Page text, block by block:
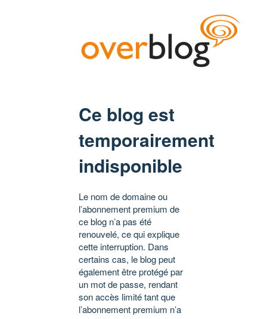
Ce blog est
temporairement
indisponible
Le nom de domaine ou
l’abonnement premium de
ce blog n’a pas été
renouvelé, ce qui explique
cette interruption. Dans
certains cas, le blog peut
également être protégé par
un mot de passe, rendant
son accès limité tant que
l’abonnement premium n’a